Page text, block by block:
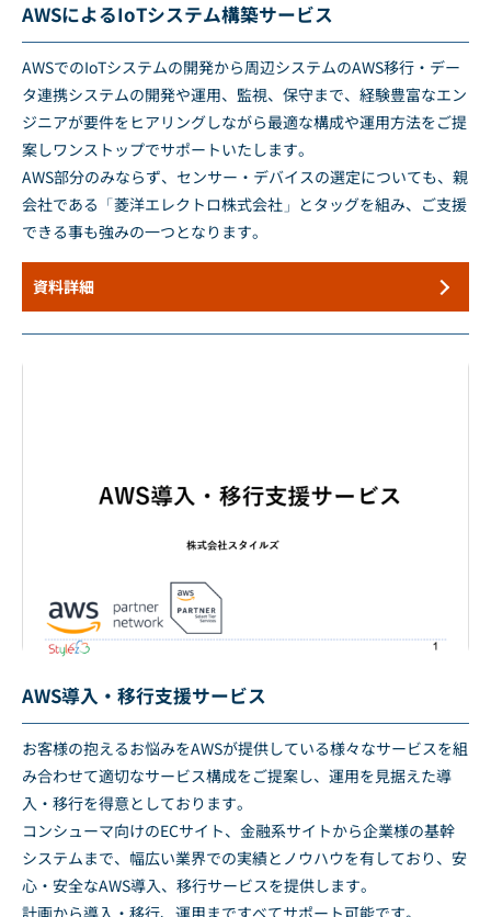
資料詳細
AWSによるIoTシステム構築サービス
AWSでのIoTシステムの開発から周辺システムのAWS移行・デー
タ連携システムの開発や運用、監視、保守まで、経験豊富なエン
ジニアが要件をヒアリングしながら最適な構成や運用方法をご提
案しワンストップでサポートいたします。
AWS部分のみならず、センサー・デバイスの選定についても、親
会社である「菱洋エレクトロ株式会社」とタッグを組み、ご支援
できる事も強みの一つとなります。
AWS導入・移行支援サービス
お客様の抱えるお悩みをAWSが提供している様々なサービスを組
み合わせて適切なサービス構成をご提案し、運用を見据えた導
入・移行を得意としております。
コンシューマ向けのECサイト、金融系サイトから企業様の基幹
システムまで、幅広い業界での実績とノウハウを有しており、安
心・安全なAWS導入、移行サービスを提供します。
計画から導入・移行、運用まですべてサポート可能です。